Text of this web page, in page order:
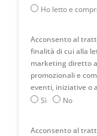
Ho letto e
Acconsento al
finalità di cui alla
marketing diretto
promozionali e
eventi, iniziative o
Sì
No
Acconsento al